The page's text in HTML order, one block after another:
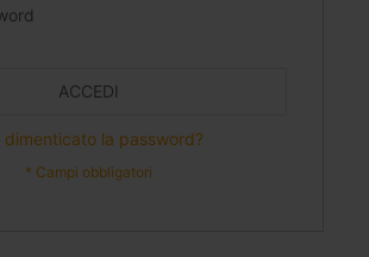
ACCEDI
dimenticato la password?